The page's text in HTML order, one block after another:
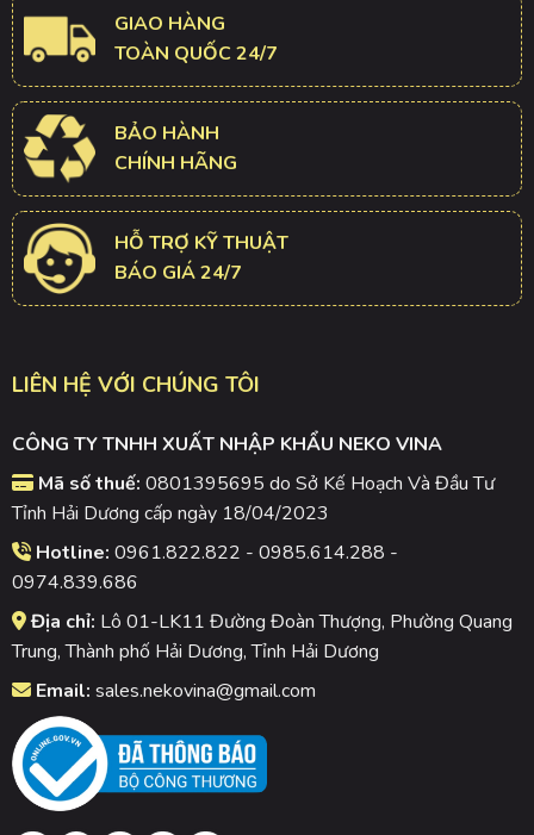
GIAO HÀNG
TOÀN QUỐC 24/7
BẢO HÀNH
CHÍNH HÃNG
HỖ TRỢ KỸ THUẬT
BÁO GIÁ 24/7
LIÊN HỆ VỚI CHÚNG TÔI
CÔNG TY TNHH XUẤT NHẬP KHẨU NEKO VINA
Mã số thuế: 0801395695 do Sở Kế Hoạch Và Đầu Tư
Tỉnh Hải Dương cấp ngày 18/04/2023
Hotline: 0961.822.822 - 0985.614.288 -
0974.839.686
Địa chỉ: Lô 01-LK11 Đường Đoàn Thượng, Phường Quang
Trung, Thành phố Hải Dương, Tỉnh Hải Dương
Email: sales.nekovina@gmail.com